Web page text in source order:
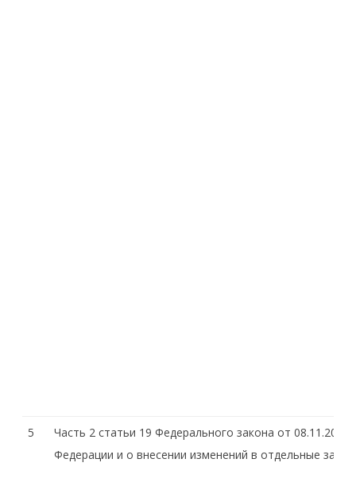
5
Часть 2 статьи 19 Федерального закона от
Федерации и о внесении изменений в отдельные